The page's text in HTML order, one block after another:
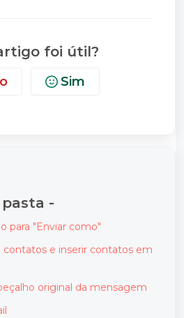
foi útil?
Sim
-
para "Enviar como"
contatos e inserir contatos em
original da mensagem